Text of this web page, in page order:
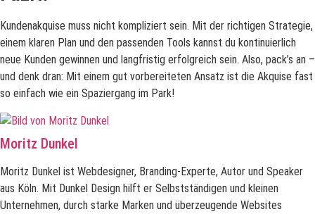
Kundenakquise muss nicht kompliziert sein. Mit der richtigen Strategie,
einem klaren Plan und den passenden Tools kannst du kontinuierlich
neue Kunden gewinnen und langfristig erfolgreich sein. Also, pack’s an –
und denk dran: Mit einem gut vorbereiteten Ansatz ist die Akquise fast
so einfach wie ein Spaziergang im Park!
Moritz Dunkel
Moritz Dunkel ist Webdesigner, Branding-Experte, Autor und Speaker
aus Köln. Mit Dunkel Design hilft er Selbstständigen und kleinen
Unternehmen, durch starke Marken und überzeugende Websites